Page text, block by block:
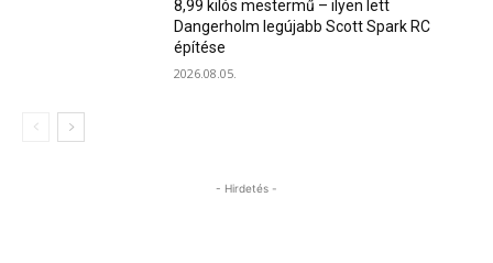
8,99 kilós mestermű – ilyen lett
Dangerholm legújabb Scott Spark RC
építése
2026.08.05.
- Hirdetés -